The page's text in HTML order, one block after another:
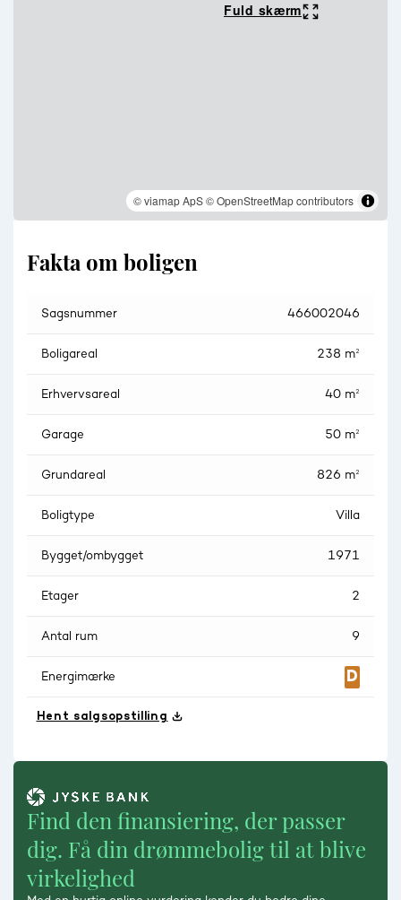
Fuld skærm
© viamap ApS© OpenStreetMap contributors
Fakta om boligen
Sagsnummer 466002046
Boligareal 238 m²
Erhvervsareal 40 m²
Garage 50 m²
Grundareal 826 m²
Boligtype Villa
Bygget/ombygget 1971
Etager 2
Antal rum 9
Energimærke
Hent salgsopstilling
Find den finansiering, der passer
dig. Få din drømmebolig til at blive
virkelighed